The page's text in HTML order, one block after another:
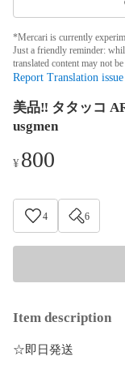
*Mercari is currently
Just a friendly reminder:
translated content may not be
Report Translation issue
美品‼️ タタッコ
usgmen
¥800
4 6
Item description
☆即日発送